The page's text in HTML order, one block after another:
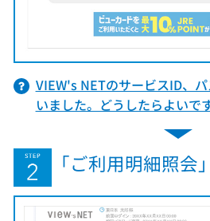
VIEW's NETのサービスID、
いました。どうしたらよいで
「ご利用明細照会